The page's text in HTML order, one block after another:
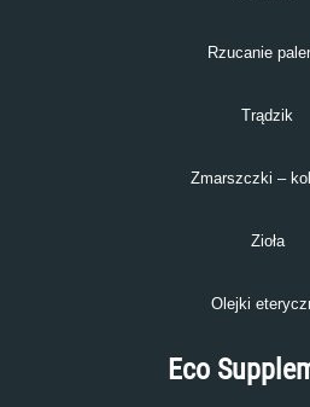
Rzucanie
Trądzik
Zmarszczki –
Zioła
Olejki
Eco